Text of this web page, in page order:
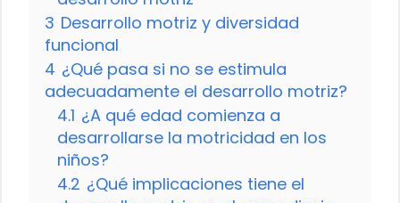
3 Desarrollo motriz y diversidad
funcional
4 ¿Qué pasa si no se estimula
adecuadamente el desarrollo motriz?
4.1 ¿A qué edad comienza a
desarrollarse la motricidad en los
niños?
4.2 ¿Qué implicaciones tiene el